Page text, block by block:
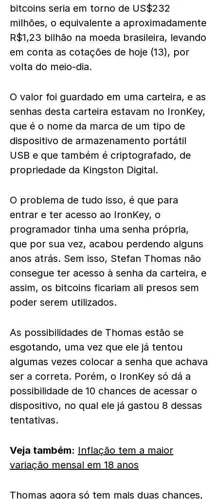
bitcoins seria em torno de US$232
milhões, o equivalente a aproximadamente
R$1,23 bilhão na moeda brasileira, levando
em conta as cotações de hoje (13), por
volta do meio-dia.
O valor foi guardado em uma carteira, e as
senhas desta carteira estavam no IronKey,
que é o nome da marca de um tipo de
dispositivo de armazenamento portátil
USB e que também é criptografado, de
propriedade da Kingston Digital.
O problema de tudo isso, é que para
entrar e ter acesso ao IronKey, o
programador tinha uma senha própria,
que por sua vez, acabou perdendo alguns
anos atrás. Sem isso, Stefan Thomas não
consegue ter acesso à senha da carteira, e
assim, os bitcoins ficariam ali presos sem
poder serem utilizados.
As possibilidades de Thomas estão se
esgotando, uma vez que ele já tentou
algumas vezes colocar a senha que achava
ser a correta. Porém, o IronKey só dá a
possibilidade de 10 chances de acessar o
dispositivo, no qual ele já gastou 8 dessas
tentativas.
Veja também: Inflação tem a maior
variação mensal em 18 anos
Thomas agora só tem mais duas chances,